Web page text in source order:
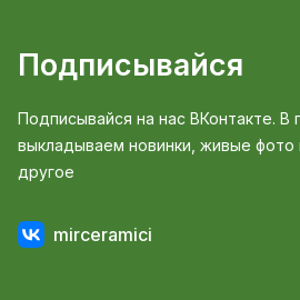
Подписывайся
Подписывайся на нас ВКонтакте. В
выкладываем новинки, живые фото
другое
mirceramici